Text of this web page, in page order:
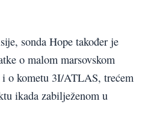
sonda Hope također je
o malom marsovskom
o kometu 3I/ATLAS, trećem
ikada zabilježenom u